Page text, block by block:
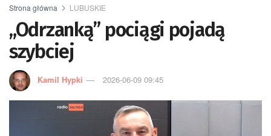
Strona główna LUBUSKIE
„Odrzanką” pociągi pojadą
szybciej
Kamil Hypki 2026-06-09 09:45